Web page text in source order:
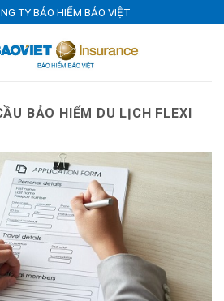
TY BẢO HIỂM BẢO VIỆT
BẢO HIỂM DU LỊCH FLEXI